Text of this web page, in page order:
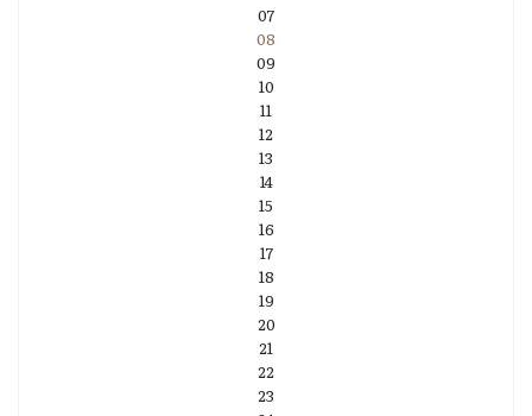
07
08
09
10
11
12
13
14
15
16
17
18
19
20
21
22
23